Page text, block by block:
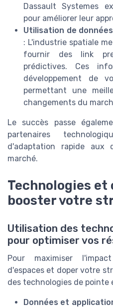
Dassault Systemes
pour améliorer leur
Utilisation de
: L'industrie spatiale
fournir des link
prédictives. Ces
développement de
permettant une
changements du
Le succès passe
partenaires
d'adaptation rapide aux
marché.
Technologies
booster votre
Utilisation des
pour optimiser vos
Pour maximiser
d'espaces et doper votre
des technologies de pointe
Données et